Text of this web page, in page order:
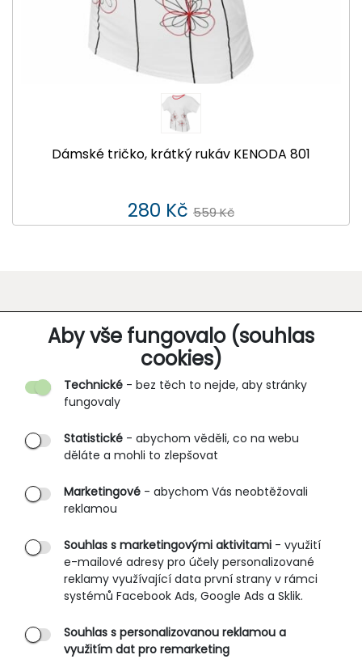
Aby vše fungovalo (souhlas
cookies)
Technické - bez těch to nejde, aby stránky
fungovaly
Statistické - abychom věděli, co na webu
děláte a mohli to zlepšovat
Marketingové - abychom Vás neobtěžovali
reklamou
Souhlas s marketingovými aktivitami - využití
e-mailové adresy pro účely personalizované
reklamy využívající data první strany v rámci
systémů Facebook Ads, Google Ads a Sklik.
Souhlas s personalizovanou reklamou a
využitím dat pro remarketing
Dámské tričko, krátký rukáv KENODA 801
280 Kč 559 Kč
O SPOLEČNOSTI
O nás
Partnerské prodejny
B2B vstup
PRŮVODCE NAKUPOVÁNÍM
Obchodní podmínky
Rozměrové tabulky
Způsoby doručení
Ochrana osobních údajů
SLUŽBY ZÁKAZNÍKŮM